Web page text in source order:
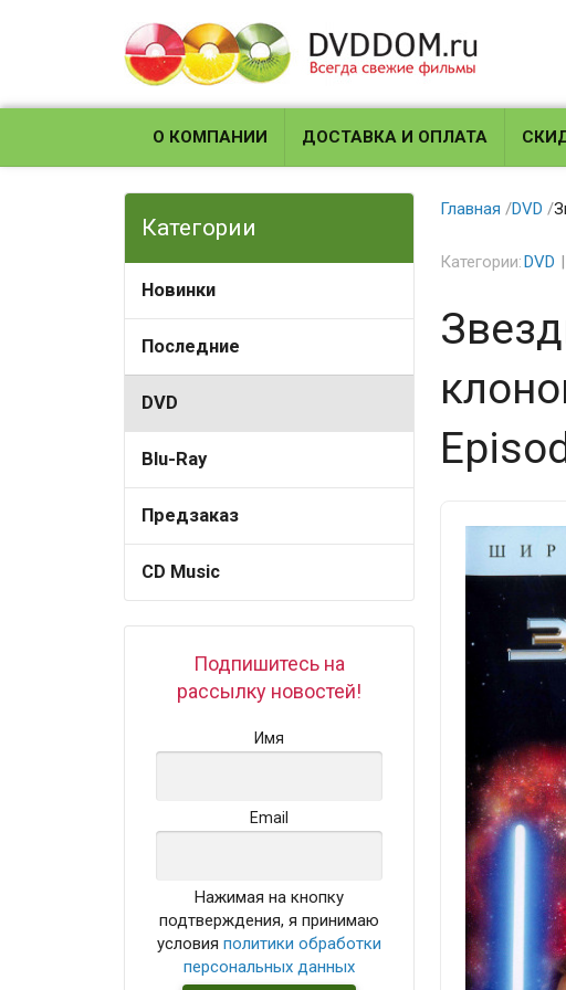
О КОМПАНИИ ДОСТАВКА И ОПЛАТА
Категории
Новинки
Последние
DVD
Blu-Ray
Предзаказ
CD Music
Подпишитесь на
рассылку новостей!
Имя
Email
Нажимая на кнопку
подтверждения, я принимаю
условияполитики обработки
персональных данных
Главная /DVD /
Категории:DVD